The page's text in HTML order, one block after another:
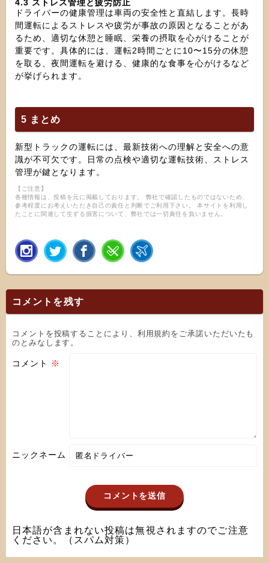
4.3 ストレス管理と疲労防止
ドライバーの健康管理は車両の安全性と直結します。長時
間運転によるストレスや疲労が事故の原因となることがあ
るため、適切な休憩と睡眠、栄養の摂取を心がけることが
重要です。具体的には、運転2時間ごとに10〜15分の休憩
を取る、夜間運転を避ける、健康的な食事を心がけるなど
が挙げられます。
5 まとめ
新型トラックの運転には、最新技術への理解と安全への意
識が不可欠です。日常の点検や適切な運転技術、ストレス
管理が鍵となります。
【ご注意】
各種情報は、投稿を元に掲載しております。 弊社で確認したものではないため、
参考程度にお考えいただき自己の責任と判断でご利用下さい。 本サイトを利用し
たことに関連して生ずる損害について、弊社では一切責任を負いません。
コメントを残す
コメントを投稿することにより、利用規約をご承諾いただいたも
のとみなします。
コメント ※
ニックネーム
日本語が含まれない投稿は無視されますのでご注意
ください。（スパム対策）